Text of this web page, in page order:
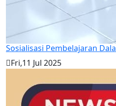
Sosialisasi Pembelajaran
Fri,11 Jul 2025